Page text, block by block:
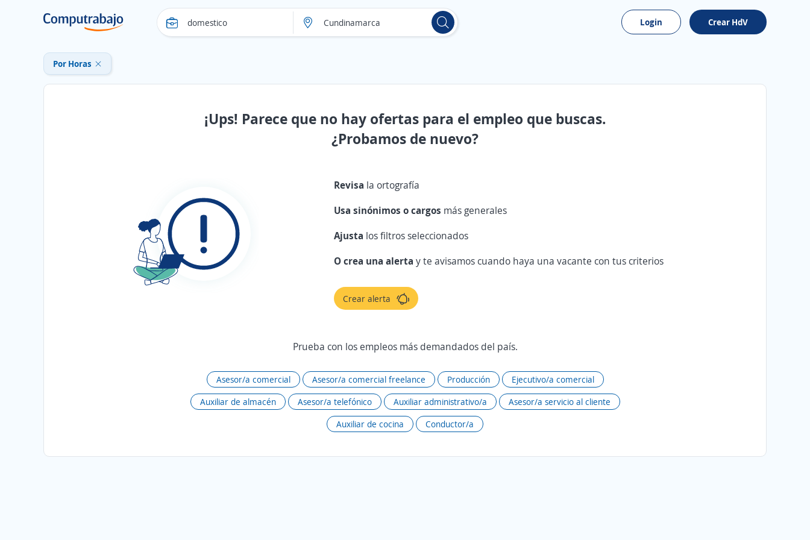
Login Crear HdV
Por Horas
¡Ups! Parece que no hay ofertas para el empleo que buscas.
¿Probamos de nuevo?
Revisa la ortografía
Usa sinónimos o cargos más generales
Ajusta los filtros seleccionados
O crea una alertay te avisamos cuando haya una vacante con tus criterios
Crear alerta
Prueba con los empleos más demandados del país.
Asesor/a comercial Asesor/a comercial freelance Producción
Ejecutivo/a comercial
Auxiliar de almacén
Asesor/a telefónico Auxiliar administrativo/a
Asesor/a servicio al cliente
Auxiliar de cocina
Conductor/a